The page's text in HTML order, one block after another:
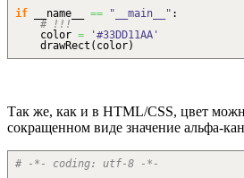
if __name__ == "__main__" :
# !!!
color =
'#33DD11AA'
drawRect ( color)
Так же, как и в HTML/CSS, цвет
сокращенном виде значение альфа-
# -*- coding: utf-8 -*-